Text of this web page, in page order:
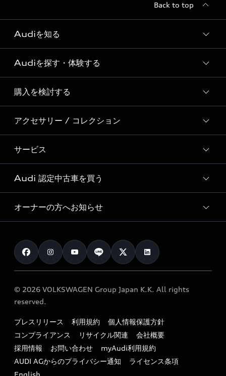
Back to top
Audiを知る
Audi ブランド
Story of Progress
Audi Sport
Formula 1®
デジタルサービス
Audiを探す・体験する
ディーラー検索
新車在庫検索
試乗車・展示車検索
見積り依頼
試乗予約
購入を検討する
モデル一覧
特別仕様モデル / 限定モデル
e-tronラインアップ
価格シミュレーション
車両比較
カタログ一覧
アクセサリー / コレクション
純正アクセサリー
オンラインショップ
Audi collection
アウディナビアプリ
サービス
サービス入庫予約
サービスプログラム
メンテナンス
車検 / 定期点検
e-tronアフターサポート
myAudi
Audi 認定中古車を買う
Audi認定中古車
クオリティ
保証
メンテナンス
ファイナンス
キャンペーン / イベント
買取査定
オーナーの方へお知らせ
お知らせ
オーナー様向けキャンペーン
特定整備適用車一覧
リサイクル法
よくある質問（FAQ）
© 2026 VOLKSWAGEN Group Japan K.K. All rights
reserved.
プレスリリース 利用規約
個人情報保護方針
コンプライアンス
リサイクル関連
会社概要
採用情報
お問い合わせ
myAudi利用規約
AUDI AGからのプライバシー通知
ライセンス条項
English